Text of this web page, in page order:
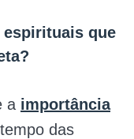
espirituais que
a importância
das